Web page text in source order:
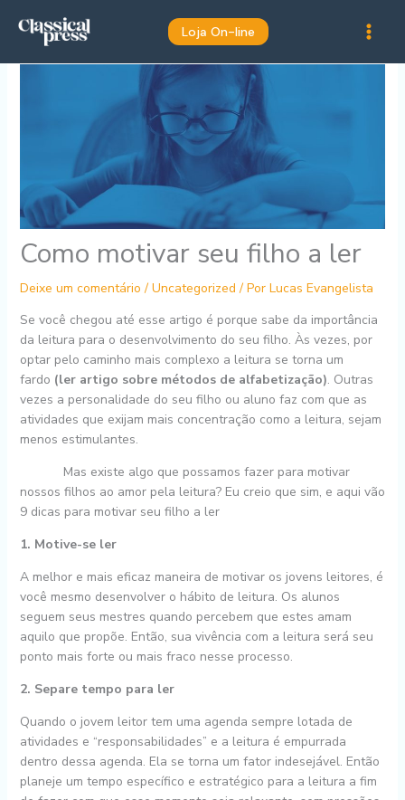
para
conteúdo
Loja On-line
Como motivar seu filho a ler
Deixe um comentário / Uncategorized / Por Lucas Evangelista
Se você chegou até esse artigo é porque sabe da importância
da leitura para o desenvolvimento do seu filho. Às vezes, por
optar pelo caminho mais complexo a leitura se torna um
fardo (ler artigo sobre métodos de alfabetização). Outras
vezes a personalidade do seu filho ou aluno faz com que as
atividades que exijam mais concentração como a leitura, sejam
menos estimulantes.
Mas existe algo que possamos fazer para motivar
nossos filhos ao amor pela leitura? Eu creio que sim, e aqui vão
9 dicas para motivar seu filho a ler
1. Motive-se ler
A melhor e mais eficaz maneira de motivar os jovens leitores, é
você mesmo desenvolver o hábito de leitura. Os alunos
seguem seus mestres quando percebem que estes amam
aquilo que propõe. Então, sua vivência com a leitura será seu
ponto mais forte ou mais fraco nesse processo.
2. Separe tempo para ler
Quando o jovem leitor tem uma agenda sempre lotada de
atividades e “responsabilidades” e a leitura é empurrada
dentro dessa agenda. Ela se torna um fator indesejável. Então
planeje um tempo específico e estratégico para a leitura a fim